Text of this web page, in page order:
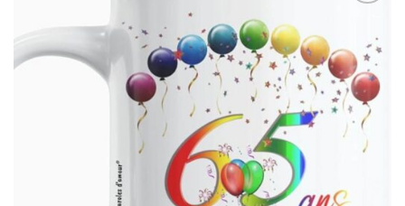
À LA
LISTE
D’ENVIES